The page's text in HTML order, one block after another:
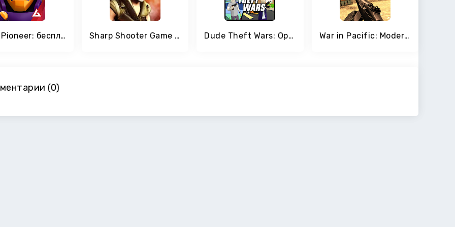
Space Pioneer: бесплатные 3D-стрелялки онлайн Sharp Shooter Game : FREE Shooting Games Dude Theft Wars: Open World Sandbox Simulator BETA War in Pacific: Modern World War FPS Shooting Game
(0)